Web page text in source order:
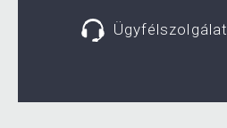
Ügyfélszolgálat